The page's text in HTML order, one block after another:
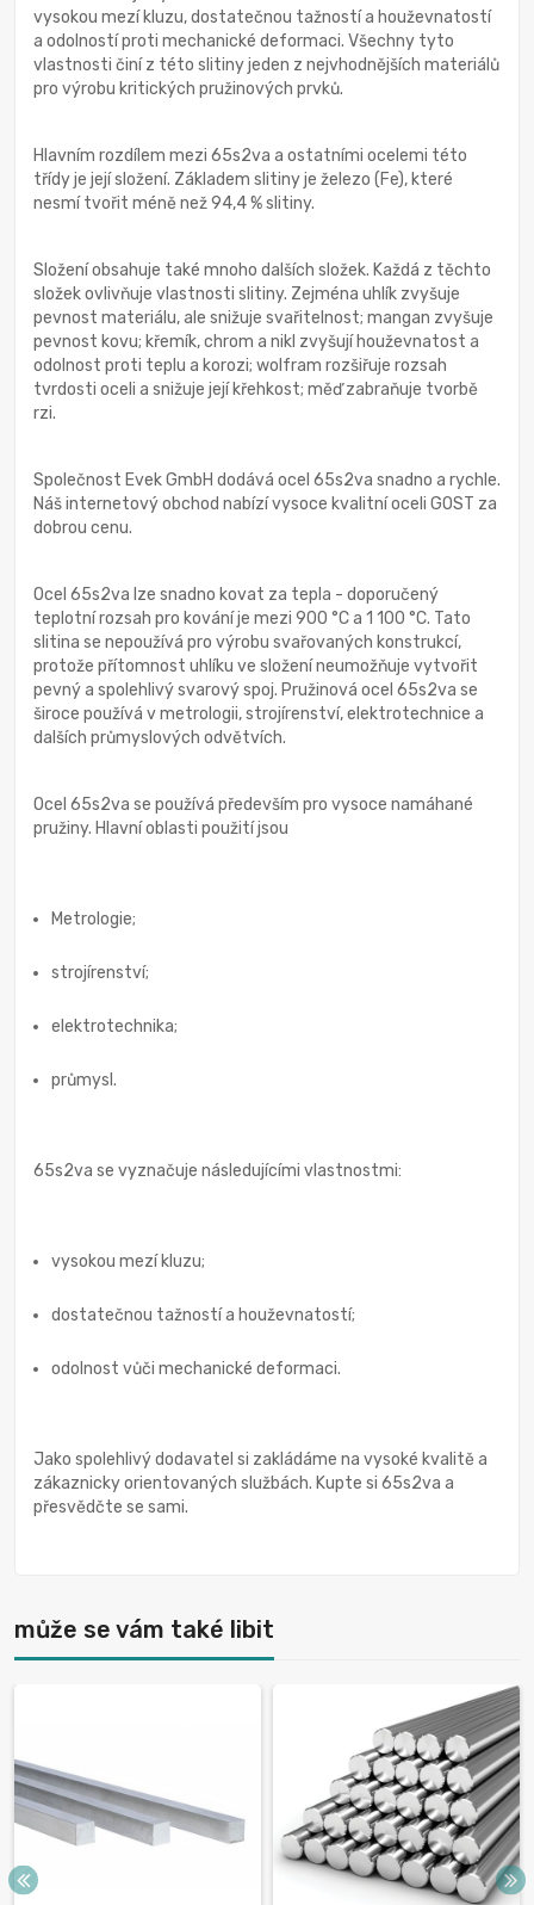
vysokou mezí kluzu, dostatečnou tažností a houževnatostí
a odolností proti mechanické deformaci. Všechny tyto
vlastnosti činí z této slitiny jeden z nejvhodnějších materiálů
pro výrobu kritických pružinových prvků.
Hlavním rozdílem mezi 65s2va a ostatními ocelemi této
třídy je její složení. Základem slitiny je železo (Fe), které
nesmí tvořit méně než 94,4 % slitiny.
Složení obsahuje také mnoho dalších složek. Každá z těchto
složek ovlivňuje vlastnosti slitiny. Zejména uhlík zvyšuje
pevnost materiálu, ale snižuje svařitelnost; mangan zvyšuje
pevnost kovu; křemík, chrom a nikl zvyšují houževnatost a
odolnost proti teplu a korozi; wolfram rozšiřuje rozsah
tvrdosti oceli a snižuje její křehkost; měď zabraňuje tvorbě
rzi.
Společnost Evek GmbH dodává ocel 65s2va snadno a rychle.
Náš internetový obchod nabízí vysoce kvalitní oceli GOST za
dobrou cenu.
Ocel 65s2va lze snadno kovat za tepla - doporučený
teplotní rozsah pro kování je mezi 900 °C a 1 100 °C. Tato
slitina se nepoužívá pro výrobu svařovaných konstrukcí,
protože přítomnost uhlíku ve složení neumožňuje vytvořit
pevný a spolehlivý svarový spoj. Pružinová ocel 65s2va se
široce používá v metrologii, strojírenství, elektrotechnice a
dalších průmyslových odvětvích.
Ocel 65s2va se používá především pro vysoce namáhané
pružiny. Hlavní oblasti použití jsou
Metrologie;
strojírenství;
elektrotechnika;
průmysl.
65s2va se vyznačuje následujícími vlastnostmi:
vysokou mezí kluzu;
dostatečnou tažností a houževnatostí;
odolnost vůči mechanické deformaci.
Jako spolehlivý dodavatel si zakládáme na vysoké kvalitě a
zákaznicky orientovaných službách. Kupte si 65s2va a
přesvědčte se sami.
může se vám také libit